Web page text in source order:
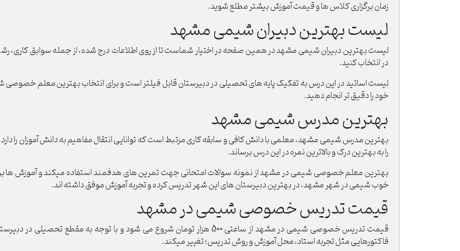
زمان برگزاری کلاس ها و قیمت آموزش بیشتر مطلع شوید.
لیست بهترین دبیران شیمی مشهد
لیست بهترین دبیران شیمی مشهد در همین صفحه در اختیار شماست تا از روی اطلاعات درج شده، از جمله سوابق
در انتخاب کنید.
لیست اساتید در این درس به تفکیک پایه های تحصیلی در دبیرستان قابل فیلتر است و برای انتخاب بهترین معلم
خود را دقیق تر انجام دهید.
بهترین مدرس شیمی مشهد
بهترین مدرس شیمی مشهد، معلمی با دانش کافی و سابقه کاری مرتبط است که توانایی انتقال مفاهیم به دانش آموزان را دارد
را به بهترین درک و بالاترین نمره در این درس برساند.
بهترین معلم خصوصی شیمی در مشهد از نمونه سوالات امتحانی جهت تمرین های هدفمند استفاده میکند و آموزش ها
خوب شیمی در شهر مشهد، در بهترین دبیرستان های این شهر تدریس کرده و تجربه آموزش موفق داشته اند.
قیمت تدریس خصوصی شیمی در مشهد
قیمت تدریس خصوصی شیمی در مشهد از ساعتی 500 هزار تومان شروع می شود و با توجه به
فاکتورهایی مثل تجربه استاد، محل آموزش و روش تدریس؛ تغییر میکند.